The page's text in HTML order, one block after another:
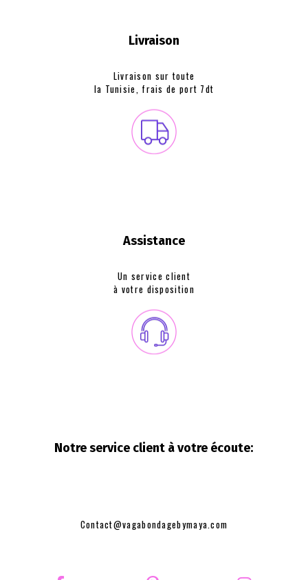
Livraison
Livraison sur toute
la Tunisie, frais de port 7dt
Assistance
Un service client
à votre disposition
Notre service client à votre écoute:
Contact@vagabondagebymaya.com